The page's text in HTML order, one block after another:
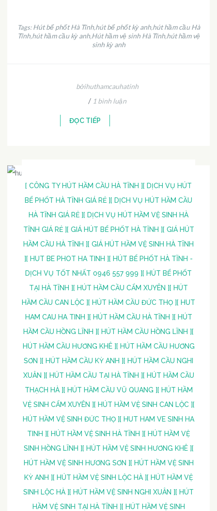
Tags:Hút bể phốt Hà Tĩnh,hút bể phốt kỳ anh,hút hầm cầu Hà
Tĩnh,hút hầm cầu kỳ anh,Hút hầm vệ sinh Hà Tĩnh,hút hầm vệ
sinh kỳ anh
bởihuthamcauhatinh
/ 1 bình luận
ĐỌC TIẾP
[ CÔNG TY HÚT HẦM CẦU HÀ TĨNH ] [ DỊCH VỤ HÚT
BỂ PHỐT HÀ TĨNH GIÁ RẺ ] [ DỊCH VỤ HÚT HẦM CẦU
HÀ TĨNH GIÁ RẺ ] [ DỊCH VỤ HÚT HẦM VỆ SINH HÀ
TĨNH GIÁ RẺ ] [ GIÁ HÚT BỂ PHỐT HÀ TĨNH ] [ GIÁ HÚT
HẦM CẦU HÀ TĨNH ] [ GIÁ HÚT HẦM VỆ SINH HÀ TĨNH
] [ HUT BE PHOT HA TINH ] [ HÚT BỂ PHỐT HÀ TĨNH -
DỊCH VỤ TỐT NHẤT 0946 557 999 ] [ HÚT BỂ PHỐT
TẠI HÀ TĨNH ] [ HÚT HẦM CẦU CẨM XUYÊN ] [ HÚT
HẦM CẦU CAN LỘC ] [ HÚT HẦM CẦU ĐỨC THỌ ] [ HUT
HAM CAU HA TINH ] [ HÚT HẦM CẦU HÀ TĨNH ] [ HÚT
HẦM CẦU HỒNG LĨNH ] [ HÚT HẦM CẦU HỒNG LĨNH ] [
HÚT HẦM CẦU HƯƠNG KHÊ ] [ HÚT HẦM CẦU HƯƠNG
SƠN ] [ HÚT HẦM CẦU KỲ ANH ] [ HÚT HẦM CẦU NGHI
XUÂN ] [ HÚT HẦM CẦU TẠI HÀ TĨNH ] [ HÚT HẦM CẦU
THẠCH HÀ ] [ HÚT HẦM CẦU VŨ QUANG ] [ HÚT HẦM
VỆ SINH CẨM XUYÊN ] [ HÚT HẦM VỆ SINH CAN LỘC ] [
HÚT HẦM VỆ SINH ĐỨC THỌ ] [ HUT HAM VE SINH HA
TINH ] [ HÚT HẦM VỆ SINH HÀ TĨNH ] [ HÚT HẦM VỆ
SINH HỒNG LĨNH ] [ HÚT HẦM VỆ SINH HƯƠNG KHÊ ] [
HÚT HẦM VỆ SINH HƯƠNG SƠN ] [ HÚT HẦM VỆ SINH
KỲ ANH ] [ HÚT HẦM VỆ SINH LỘC HÀ ] [ HÚT HẦM VỆ
SINH LỘC HÀ ] [ HÚT HẦM VỆ SINH NGHI XUÂN ] [ HÚT
HẦM VỆ SINH TẠI HÀ TĨNH ] [ HÚT HẦM VỆ SINH